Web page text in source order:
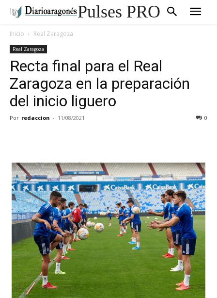
Pulses PRO
Inicio Real Zaragoza
Real Zaragoza
Recta final para el Real
Zaragoza en la preparación
del inicio liguero
Por redaccion - 11/08/2021 0